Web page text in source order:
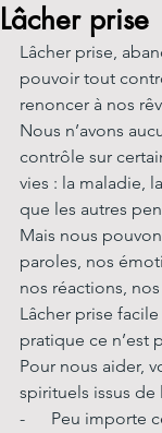
Lâcher prise
Lâcher prise,
pouvoir tout
renoncer à nos
Nous n’avons
contrôle sur
vies : la maladie,
que les autres
Mais nous
paroles, nos
nos réactions,
Lâcher prise
pratique ce n’est
Pour nous aider,
spirituels issus de
-      Peu